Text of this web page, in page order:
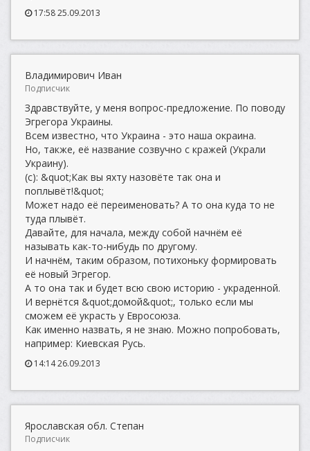
17:58 25.09.2013
Владимирович Иван
Подписчик
Здравствуйте, у меня вопрос-предложение. По поводу
Эгрегора Украины.
Всем известно, что Украина - это наша окраина.
Но, также, её название созвучно с кражей (Украли
Украину).
(с): &quot;Как вы яхту назовёте так она и
поплывёт!&quot;
Может надо её переименовать? А то она куда то не
туда плывёт.
Давайте, для начала, между собой начнём её
называть как-то-нибудь по другому.
И начнём, таким образом, потихоньку формировать
её новый Эгрегор.
А то она так и будет всю свою историю - украденной.
И вернётся &quot;домой&quot;, только если мы
сможем её украсть у Евросоюза.
Как именно назвать, я не знаю. Можно попробовать,
например: Киевская Русь.
14:14 26.09.2013
Ярославская обл. Степан
Подписчик